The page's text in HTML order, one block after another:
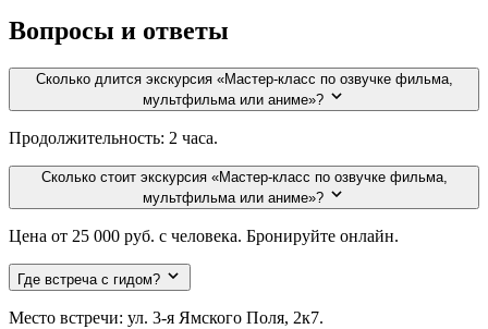
Вопросы и ответы
Сколько длится экскурсия «Мастер-класс по озвучке фильма,
мультфильма или аниме»?
Продолжительность: 2 часа.
Сколько стоит экскурсия «Мастер-класс по озвучке фильма,
мультфильма или аниме»?
Цена от 25 000 руб. с человека. Бронируйте онлайн.
Где встреча с гидом?
Место встречи: ул. 3-я Ямского Поля, 2к7.